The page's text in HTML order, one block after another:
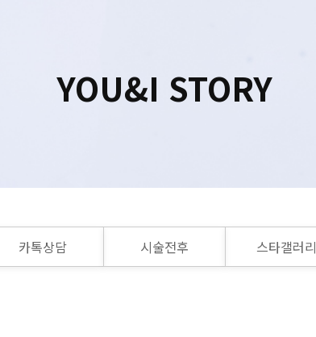
YOU&I STORY
카톡상담 시술전후 스타갤러리